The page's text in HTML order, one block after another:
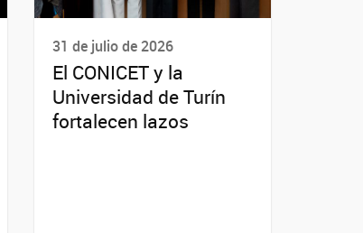
31 de julio de 2026
El CONICET y la
Universidad de Turín
fortalecen lazos